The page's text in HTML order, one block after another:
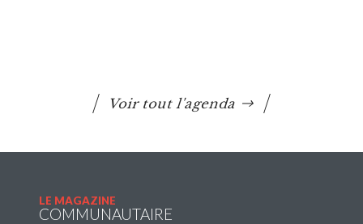
Voir tout l'agenda
LE MAGAZINE
COMMUNAUTAIRE